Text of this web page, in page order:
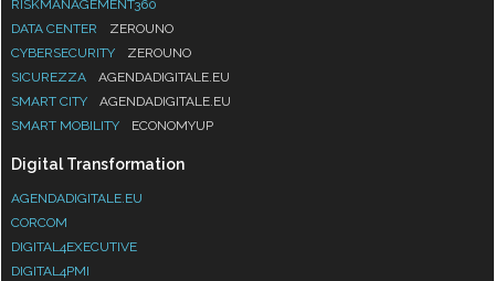
RISKMANAGEMENT360
DATA CENTER
ZEROUNO
CYBERSECURITY
ZEROUNO
SICUREZZA
AGENDADIGITALE.EU
SMART CITY
AGENDADIGITALE.EU
SMART MOBILITY
ECONOMYUP
Digital Transformation
AGENDADIGITALE.EU
CORCOM
DIGITAL4EXECUTIVE
DIGITAL4PMI